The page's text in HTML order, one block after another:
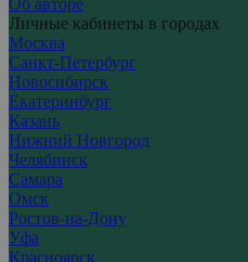
Личные кабинеты в городах
Москва
Санкт-Петербург
Новосибирск
Екатеринбург
Казань
Нижний Новгород
Челябинск
Самара
Омск
Ростов-на-Дону
Уфа
Красноярск